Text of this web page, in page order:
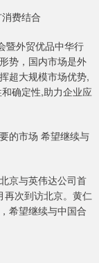
费结合
外贸优品中华行
势，国内市场是外
超大规模市场优势,
确定性,助力企业应
的市场 希望继续与
京与英伟达公司首
再次到访北京。黄仁
希望继续与中国合